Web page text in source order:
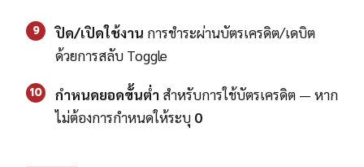
9 ปิด/เปิดใช้งาน การชำระผ่านบัตรเครดิต/เดบิต
ด้วยการสลับ Toggle
10 กำหนดยอดขั้นต่ำ สำหรับการใช้บัตรเครดิต — หาก
ไม่ต้องการกำหนดให้ระบุ 0